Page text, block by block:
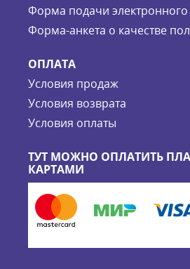
Форма подачи
Форма-анкета о качестве
ОПЛАТА
Условия продаж
Условия возврата
Условия оплаты
ТУТ МОЖНО ОПЛАТИТЬ
КАРТАМИ